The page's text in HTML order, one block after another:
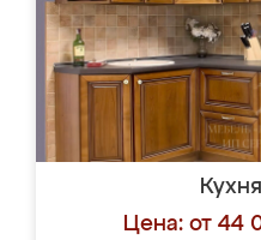
Цена: от 44